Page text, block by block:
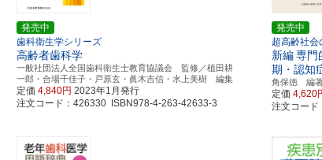
発売中
歯科衛生学シリーズ
高齢者歯科学
一般社団法人全国歯科衛生士教育協議会 監修／植田耕
一郎・合場千佳子・戸原玄・眞木吉信・水上美樹 編集
定価4,840円 2023年1月発行
注文コード：426330 ISBN978-4-263-42633-3
発売中
超高齢社会
新編 専門
期・認知
角保徳 編
定価4,620
注文コー